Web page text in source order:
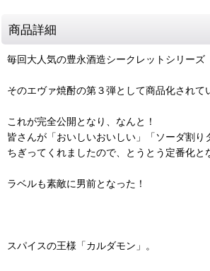
商品詳細
毎回大人気の豊永酒造シークレットシリーズ
そのエヴァ焼酎の第３弾として商品化されて
これが完全公開となり、なんと！
皆さんが「おいしいおいしい」「ソーダ割り
ちぎってくれましたので、とうとう定番化と
ラベルも素敵に男前となった！
スパイスの王様「カルダモン」。